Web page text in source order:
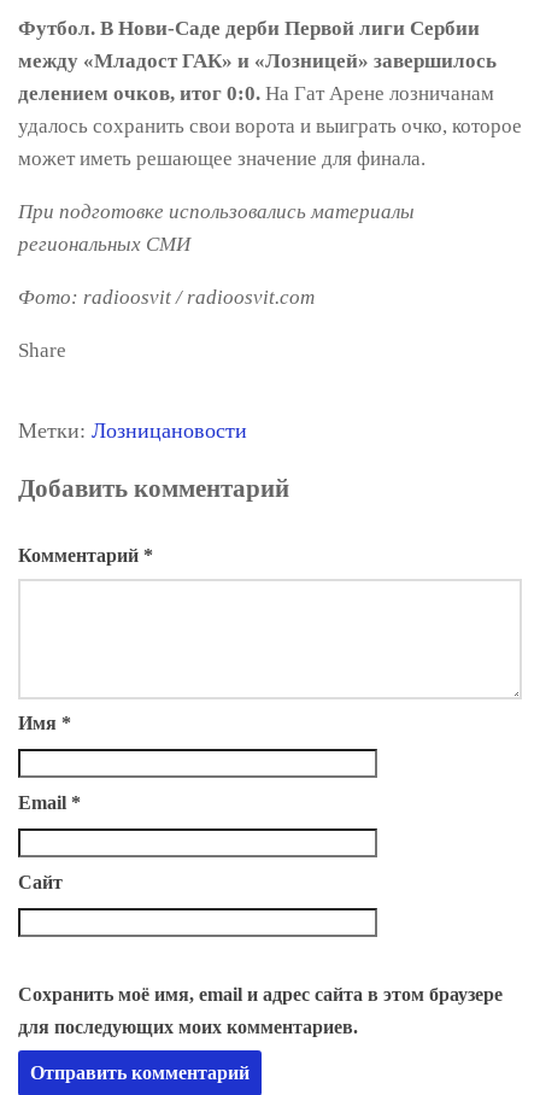
Футбол. В Нови-Саде дерби Первой лиги Сербии
между «Младост ГАК» и «Лозницей» завершилось
делением очков, итог 0:0. На Гат Арене лозничанам
удалось сохранить свои ворота и выиграть очко, которое
может иметь решающее значение для финала.
При подготовке использовались материалы
региональных СМИ
Фото: radioosvit / radioosvit.com
Share
Метки: Лозницановости
Добавить комментарий
Комментарий *
Имя *
Email *
Сайт
Сохранить моё имя, email и адрес сайта в этом браузере
для последующих моих комментариев.